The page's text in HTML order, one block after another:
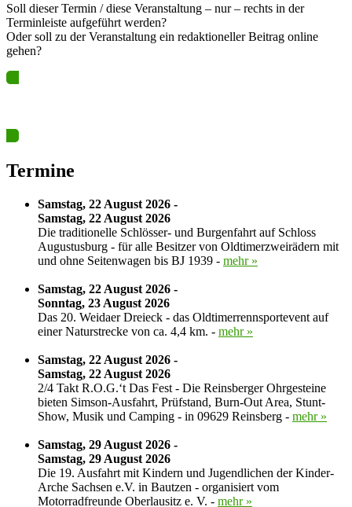
Soll dieser Termin / diese Veranstaltung – nur – rechts in der
Terminleiste aufgeführt werden?
Oder soll zu der Veranstaltung ein redaktioneller Beitrag online
gehen?
Termine
Samstag, 22 August 2026 -
Samstag, 22 August 2026
Die traditionelle Schlösser- und Burgenfahrt auf Schloss
Augustusburg - für alle Besitzer von Oldtimerzweirädern mit
und ohne Seitenwagen bis BJ 1939 - mehr »
Samstag, 22 August 2026 -
Sonntag, 23 August 2026
Das 20. Weidaer Dreieck - das Oldtimerrennsportevent auf
einer Naturstrecke von ca. 4,4 km. - mehr »
Samstag, 22 August 2026 -
Samstag, 22 August 2026
2/4 Takt R.O.G.‘t Das Fest - Die Reinsberger Ohrgesteine
bieten Simson-Ausfahrt, Prüfstand, Burn-Out Area, Stunt-
Show, Musik und Camping - in 09629 Reinsberg - mehr »
Samstag, 29 August 2026 -
Samstag, 29 August 2026
Die 19. Ausfahrt mit Kindern und Jugendlichen der Kinder-
Arche Sachsen e.V. in Bautzen - organisiert vom
Motorradfreunde Oberlausitz e. V. - mehr »